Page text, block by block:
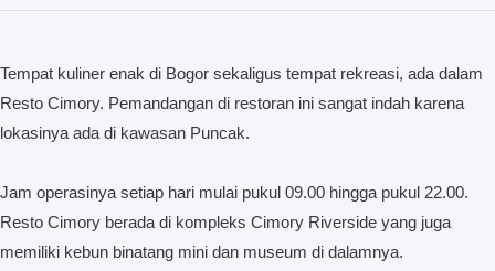
Tempat kuliner enak di Bogor sekaligus tempat rekreasi, ada dalam
Resto Cimory. Pemandangan di restoran ini sangat indah karena
lokasinya ada di kawasan Puncak.
Jam operasinya setiap hari mulai pukul 09.00 hingga pukul 22.00.
Resto Cimory berada di kompleks Cimory Riverside yang juga
memiliki kebun binatang mini dan museum di dalamnya.